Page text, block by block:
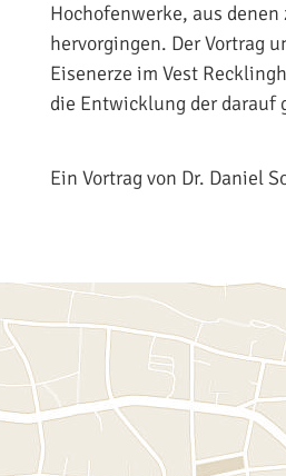
Hochofenwerke, aus
hervorgingen. Der Vortrag
Eisenerze im Vest
die Entwicklung der darauf
Ein Vortrag von Dr. Daniel